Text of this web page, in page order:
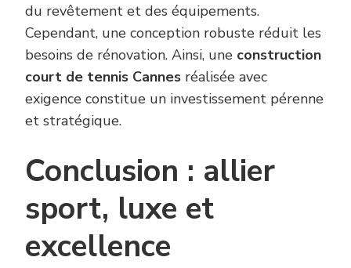
du revêtement et des équipements.
Cependant, une conception robuste réduit les
besoins de rénovation. Ainsi, une construction
court de tennis Cannes réalisée avec
exigence constitue un investissement pérenne
et stratégique.
Conclusion : allier
sport, luxe et
excellence